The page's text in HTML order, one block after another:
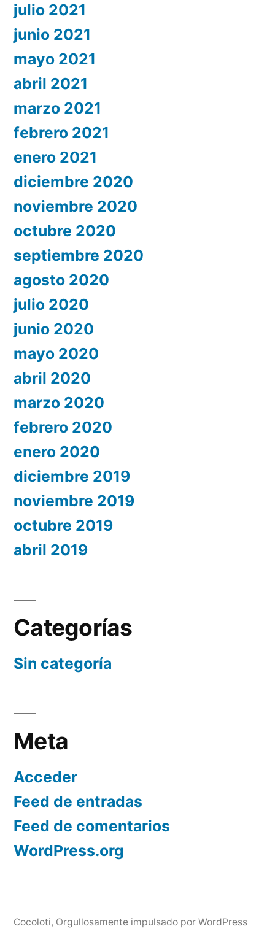
julio 2021
junio 2021
mayo 2021
abril 2021
marzo 2021
febrero 2021
enero 2021
diciembre 2020
noviembre 2020
octubre 2020
septiembre 2020
agosto 2020
julio 2020
junio 2020
mayo 2020
abril 2020
marzo 2020
febrero 2020
enero 2020
diciembre 2019
noviembre 2019
octubre 2019
abril 2019
Categorías
Sin categoría
Meta
Acceder
Feed de entradas
Feed de comentarios
WordPress.org
Cocoloti, Orgullosamente impulsado por WordPress